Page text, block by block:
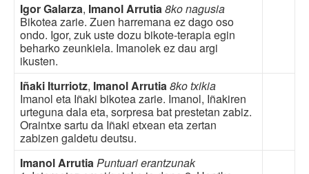
Igor Galarza, Imanol Arrutia8ko nagusia
Bikotea zarie. Zuen harremana ez dago oso
ondo. Igor, zuk uste dozu bikote-terapia egin
beharko zeunkiela. Imanolek ez dau argi
ikusten.
Iñaki Iturriotz, Imanol Arrutia8ko txikia
Imanol eta Iñaki bikotea zarie. Imanol, Iñakiren
urteguna dala eta, sorpresa bat prestetan zabiz.
Oraintxe sartu da Iñaki etxean eta zertan
zabizen galdetu deutsu.
Imanol ArrutiaPuntuari erantzunak